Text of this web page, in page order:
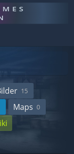
15
Maps 0